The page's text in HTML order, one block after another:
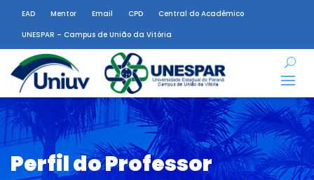
EAD Mentor Email CPD
Central do Acadêmico
UNESPAR – Campus de União da Vitória
Perfil do Professor